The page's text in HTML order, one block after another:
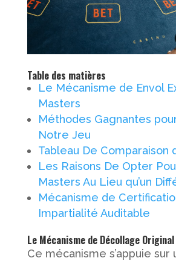
Table des matières
Le Mécanisme de Envol
Masters
Méthodes Gagnantes
Notre Jeu
Tableau De Comparaison
Les Raisons De Opter
Masters Au Lieu qu’un
Mécanisme de
Impartialité Auditable
Le Mécanisme de Décollage
Ce mécanisme s’appuie sur